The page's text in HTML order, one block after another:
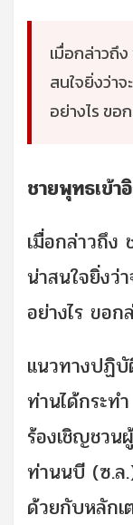
เมื่อกล่าวถึ
สนใจยิ่งว่าจ
อย่างไร ขอ
ชายพุทธเข้า
เมื่อกล่าวถึง
น่าสนใจยิ่งว่
อย่างไร ขอก
แนวทางปฏิ
ท่านได้กระท
ร้องเชิญชว
ท่านนบี (ซ.ล
ด้วยกับหลักเ